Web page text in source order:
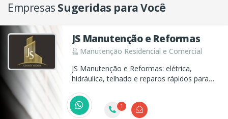
Empresas Sugeridas para Você
JS Manutenção e Reformas
Manutenção Residencial e Comercial
JS Manutenção e Reformas: elétrica,
hidráulica, telhado e reparos rápidos para
suporte técnico e solução confiável para o
seu imóvel.
1